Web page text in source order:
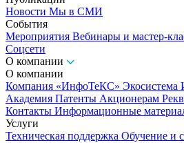
Новости Мы в СМИ
События
Мероприятия Вебинары и мастер-
Соцсети
О компании
О компании
Компания «ИнфоТеКС»
Академия Патенты Акционерам
Контакты Информационные
Услуги
Техническая поддержка Обучение и